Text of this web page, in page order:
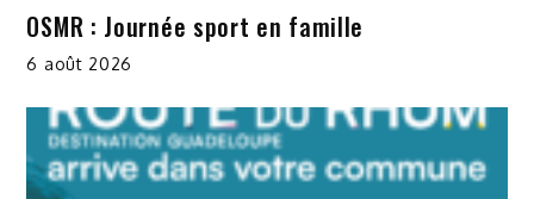
OSMR : Journée sport en famille
6 août 2026